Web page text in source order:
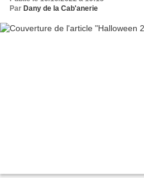
Par Dany de la Cab'anerie